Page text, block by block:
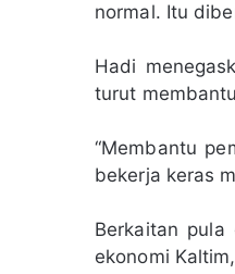
normal. Itu
Hadi
turut
“Membantu
bekerja keras
Berkaitan pula
ekonomi